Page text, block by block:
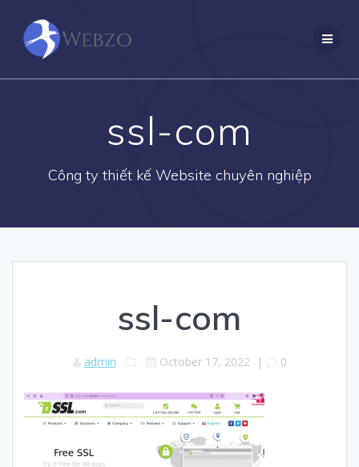
ssl-com
Công ty thiết kế Website chuyên nghiệp
ssl-com
admin October 17, 2022 | 0